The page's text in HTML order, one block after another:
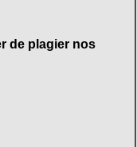
de plagier nos